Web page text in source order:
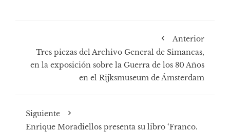
Anterior
Tres piezas del Archivo General de Simancas,
en la exposición sobre la Guerra de los 80 Años
en el Rijksmuseum de Ámsterdam
Siguiente
Enrique Moradiellos presenta su libro ‘Franco.